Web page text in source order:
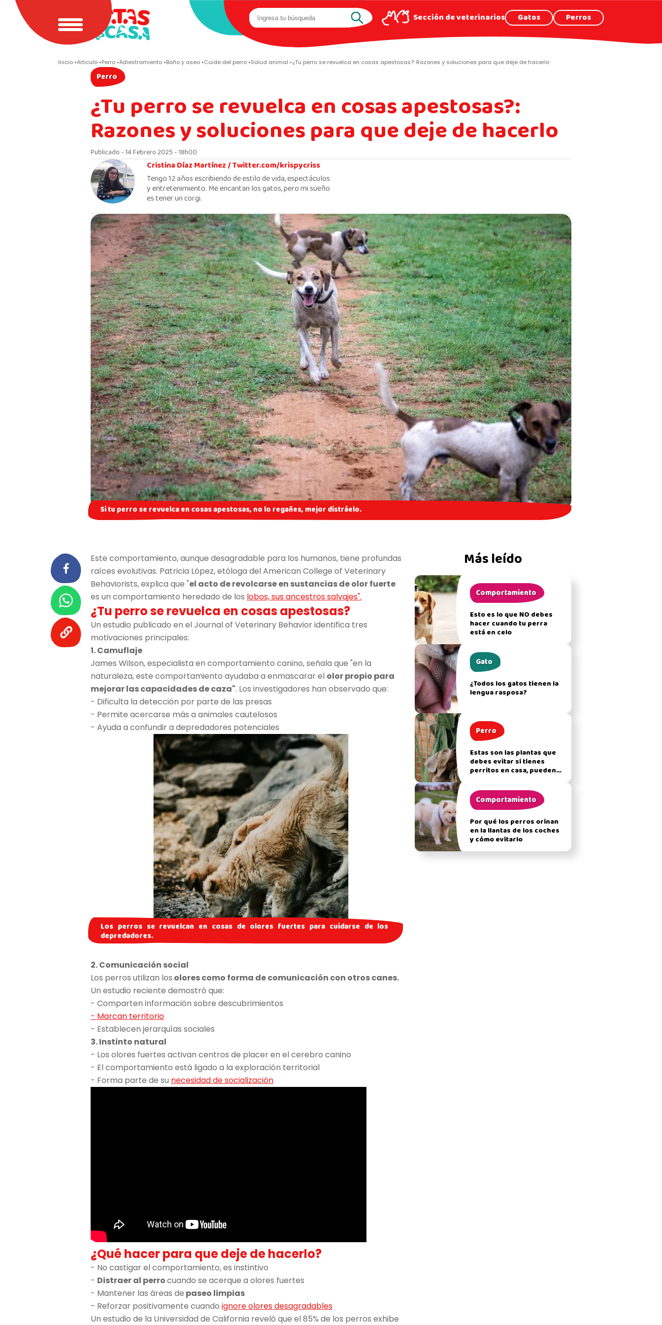
Sección de veterinarios Gatos Perros
Inicio Articulo Perro Adiestramiento Baño y aseo Cuide del perro Salud animal ¿Tu perro se revuelca en cosas apestosas?: Razones y soluciones para que deje de hacerlo
Perro
¿Tu perro se revuelca en cosas apestosas?:
Razones y soluciones para que deje de hacerlo
Publicado - 14 Febrero 2025 - 18h00
Cristina Díaz Martínez /Twitter.com/krispycriss
Tengo 12 años escribiendo de estilo de vida, espectáculos
y entretenimiento. Me encantan los gatos, pero mi sueño
es tener un corgi.
Si tu perro se revuelca en cosas apestosas, no lo regañes, mejor distráelo.
Este comportamiento, aunque desagradable para los humanos, tiene profundas
raíces evolutivas. Patricia López, etóloga del American College of Veterinary
Behaviorists, explica que "el acto de revolcarse en sustancias de olor fuerte
es un comportamiento heredado de los lobos, sus ancestros salvajes".
¿Tu perro se revuelca en cosas apestosas?
Un estudio publicado en el Journal of Veterinary Behavior identifica tres
motivaciones principales:
1. Camuflaje
James Wilson, especialista en comportamiento canino, señala que "en la
naturaleza, este comportamiento ayudaba a enmascarar el olor propio para
mejorar las capacidades de caza". Los investigadores han observado que:
- Dificulta la detección por parte de las presas
- Permite acercarse más a animales cautelosos
- Ayuda a confundir a depredadores potenciales
Los perros se revuelcan en cosas de olores fuertes para cuidarse de los
depredadores.
2. Comunicación social
Los perros utilizan los olores como forma de comunicación con otros canes.
Un estudio reciente demostró que:
- Comparten información sobre descubrimientos
- Marcan territorio
- Establecen jerarquías sociales
3. Instinto natural
- Los olores fuertes activan centros de placer en el cerebro canino
- El comportamiento está ligado a la exploración territorial
- Forma parte de su necesidad de socialización
¿Qué hacer para que deje de hacerlo?
- No castigar el comportamiento, es instintivo
- Distraer al perrocuando se acerque a olores fuertes
- Mantener las áreas de paseo limpias
- Reforzar positivamente cuando ignore olores desagradables
Un estudio de la Universidad de California reveló que el 85% de los perros exhibe
Más leído
Comportamiento
Esto es lo que NO debes
hacer cuando tu perra
está en celo
Gato
¿Todos los gatos tienen la
lengua rasposa?
Perro
Estas son las plantas que
debes evitar si tienes
perritos en casa, pueden
Comportamiento
Por qué los perros orinan
en la llantas de los coches
y cómo evitarlo